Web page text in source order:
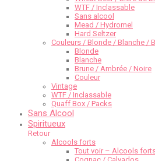
WTF / Inclassable
Sans alcool
Mead / Hydromel
Hard Seltzer
Couleurs / Blonde / Blanche /
Blonde
Blanche
Brune / Ambrée / Noire
Couleur
Vintage
WTF / Inclassable
Quaff Box / Packs
Sans Alcool
Spiritueux
Retour
Alcools forts
Tout voir – Alcools